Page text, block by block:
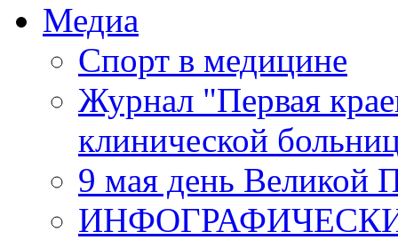
Медиа
Спорт в медицине
Журнал "Первая
клинической
9 мая день Великой